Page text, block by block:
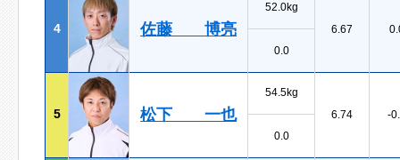
4 佐藤 博亮
52.0kg
6.67
0.0
5 松下 一也
54.5kg
6.74
-
0.0